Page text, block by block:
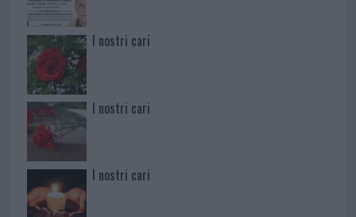
I nostri cari
I nostri cari
I nostri cari